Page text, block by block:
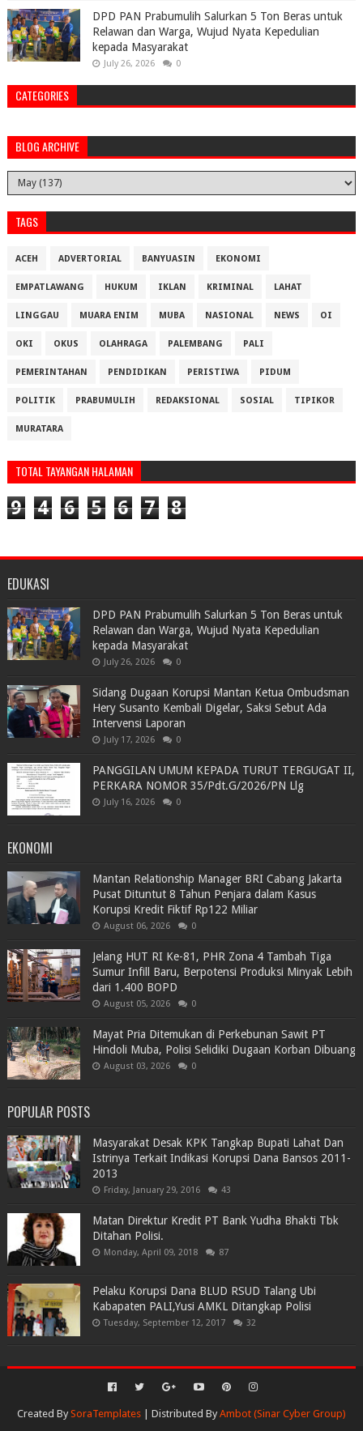
DPD PAN Prabumulih Salurkan 5 Ton Beras untuk
Relawan dan Warga, Wujud Nyata Kepedulian
kepada Masyarakat
July 26, 2026 0
CATEGORIES
BLOG ARCHIVE
TAGS
ACEH ADVERTORIAL BANYUASIN EKONOMI
EMPATLAWANG HUKUM IKLAN KRIMINAL LAHAT
LINGGAU MUARA ENIM MUBA NASIONAL NEWS OI
OKI OKUS OLAHRAGA PALEMBANG PALI
PEMERINTAHAN PENDIDIKAN PERISTIWA PIDUM
POLITIK PRABUMULIH REDAKSIONAL SOSIAL TIPIKOR
MURATARA
TOTAL TAYANGAN HALAMAN
9 4 6 5 6 7 8
EDUKASI
DPD PAN Prabumulih Salurkan 5 Ton Beras untuk
Relawan dan Warga, Wujud Nyata Kepedulian
kepada Masyarakat
July 26, 2026 0
Sidang Dugaan Korupsi Mantan Ketua Ombudsman
Hery Susanto Kembali Digelar, Saksi Sebut Ada
Intervensi Laporan
July 17, 2026 0
PANGGILAN UMUM KEPADA TURUT TERGUGAT II,
PERKARA NOMOR 35/Pdt.G/2026/PN Llg
July 16, 2026 0
EKONOMI
Mantan Relationship Manager BRI Cabang Jakarta
Pusat Dituntut 8 Tahun Penjara dalam Kasus
Korupsi Kredit Fiktif Rp122 Miliar
August 06, 2026 0
Jelang HUT RI Ke-81, PHR Zona 4 Tambah Tiga
Sumur Infill Baru, Berpotensi Produksi Minyak Lebih
dari 1.400 BOPD
August 05, 2026 0
Mayat Pria Ditemukan di Perkebunan Sawit PT
Hindoli Muba, Polisi Selidiki Dugaan Korban Dibuang
August 03, 2026 0
POPULAR POSTS
Masyarakat Desak KPK Tangkap Bupati Lahat Dan
Istrinya Terkait Indikasi Korupsi Dana Bansos 2011-
2013
Friday, January 29, 2016 43
Matan Direktur Kredit PT Bank Yudha Bhakti Tbk
Ditahan Polisi.
Monday, April 09, 2018 87
Pelaku Korupsi Dana BLUD RSUD Talang Ubi
Kabapaten PALI,Yusi AMKL Ditangkap Polisi
Tuesday, September 12, 2017 32
Created By SoraTemplates| Distributed By Ambot (Sinar Cyber Group)